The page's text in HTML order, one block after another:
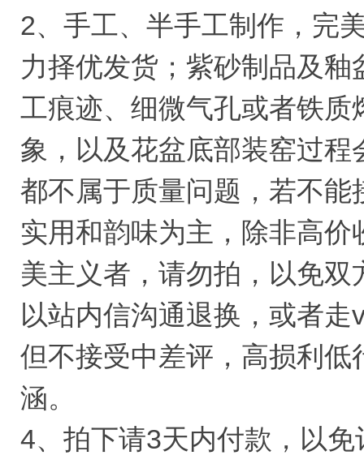
2、手工、半手工制作，完
力择优发货；紫砂制品及
工痕迹、细微气孔或者铁
象，以及花盆底部装窑过
都不属于质量问题，若不
实用和韵味为主，除非高
美主义者，请勿拍，以免
以站内信沟通退换，或者
但不接受中差评，高损利
涵。
4、拍下请3天内付款，以